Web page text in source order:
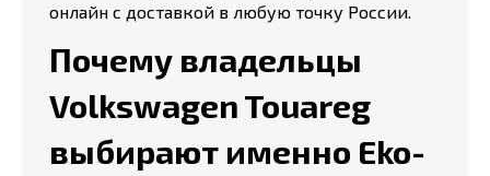
онлайн с доставкой в любую точку России.
Почему владельцы
Volkswagen Touareg
выбирают именно Eko-